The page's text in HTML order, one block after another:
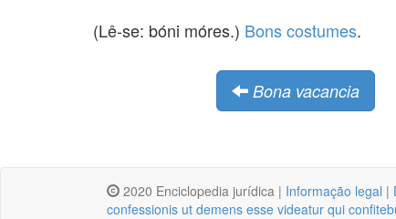
(Lê-se: bóni móres.) Bons costumes.
Bona vacancia
2020 Enciclopedia jurídica | Informação legal |
confessionis ut demens esse videatur qui